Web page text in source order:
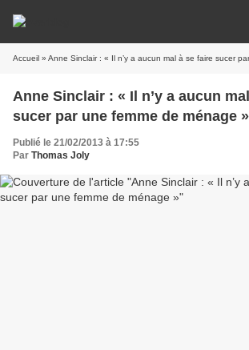
Accueil » Anne Sinclair : « Il n’y a aucun mal à se faire sucer
Anne Sinclair : « Il n’y a aucun
sucer par une femme de ménage »
Publié le 21/02/2013 à 17:55
Par Thomas Joly